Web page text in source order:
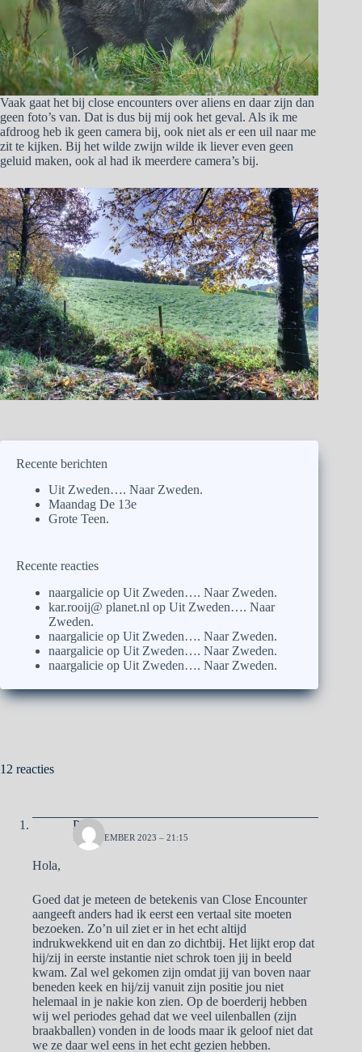
Vaak gaat het bij close encounters over aliens en daar zijn dan
geen foto’s van. Dat is dus bij mij ook het geval. Als ik me
afdroog heb ik geen camera bij, ook niet als er een uil naar me
zit te kijken. Bij het wilde zwijn wilde ik liever even geen
geluid maken, ook al had ik meerdere camera’s bij.
Recente berichten
Uit Zweden…. Naar Zweden.
Maandag De 13e
Grote Teen.
Recente reacties
naargalicie op Uit Zweden…. Naar Zweden.
kar.rooij@ planet.nl op Uit Zweden…. Naar
Zweden.
naargalicie op Uit Zweden…. Naar Zweden.
naargalicie op Uit Zweden…. Naar Zweden.
naargalicie op Uit Zweden…. Naar Zweden.
12 reacties
Pa
16 NOVEMBER 2023 – 21:15
Hola,
Goed dat je meteen de betekenis van Close Encounter
aangeeft anders had ik eerst een vertaal site moeten
bezoeken. Zo’n uil ziet er in het echt altijd
indrukwekkend uit en dan zo dichtbij. Het lijkt erop dat
hij/zij in eerste instantie niet schrok toen jij in beeld
kwam. Zal wel gekomen zijn omdat jij van boven naar
beneden keek en hij/zij vanuit zijn positie jou niet
helemaal in je nakie kon zien. Op de boerderij hebben
wij wel periodes gehad dat we veel uilenballen (zijn
braakballen) vonden in de loods maar ik geloof niet dat
we ze daar wel eens in het echt gezien hebben.